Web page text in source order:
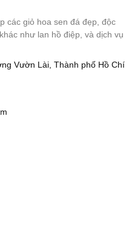
(8)
(289)
các giỏ hoa sen đá đẹp, độc
như lan hồ điệp, và dịch vụ
Vườn Lài, Thành phố Hồ Chí